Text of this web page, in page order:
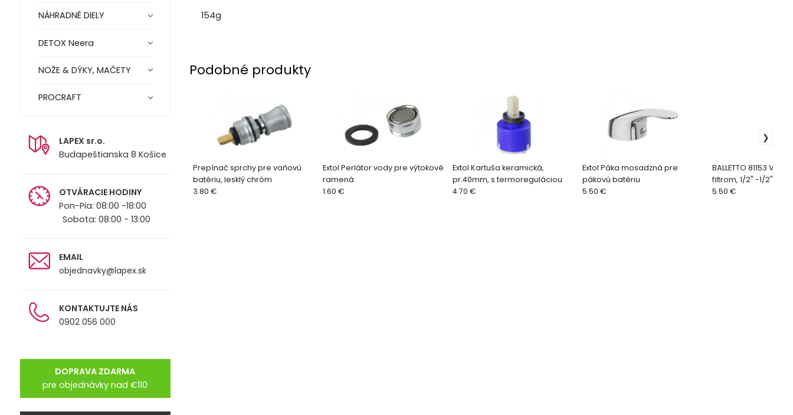
NÁHRADNÉ DIELY
DETOX Neera
NOŽE & DÝKY, MAČETY
PROCRAFT
LAPEX sr.o.
Budapeštianska 8 Košice
OTVÁRACIE HODINY
Pon-Pia: 08:00 -18:00
Sobota: 08:00 - 13:00
EMAIL
objednavky@lapex.sk
KONTAKTUJTE NÁS
0902 056 000
DOPRAVA ZDARMA
pre objednávky nad €110
154g
Podobné produkty
Prepínač sprchy pre vaňovú
batériu, lesklý chróm
3.80 €
Extol Perlátor vody pre výtokové
ramená
1.60 €
Extol Kartuša keramická,
pr.40mm, s termoreguláciou
4.70 €
Extol Páka mosadzná pre
pákovú batériu
5.50 €
BALLETTO 81153
filtrom, 1/2" -1/2",
5.50 €